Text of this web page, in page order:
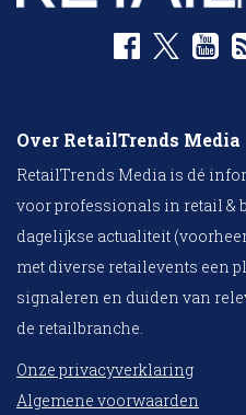
Over RetailTrends Media
RetailTrends Media is dé
voor professionals in retail &
dagelijkse actualiteit
met diverse retailevents een
signaleren en duiden van
de retailbranche.
Onze privacyverklaring
Algemene voorwaarden